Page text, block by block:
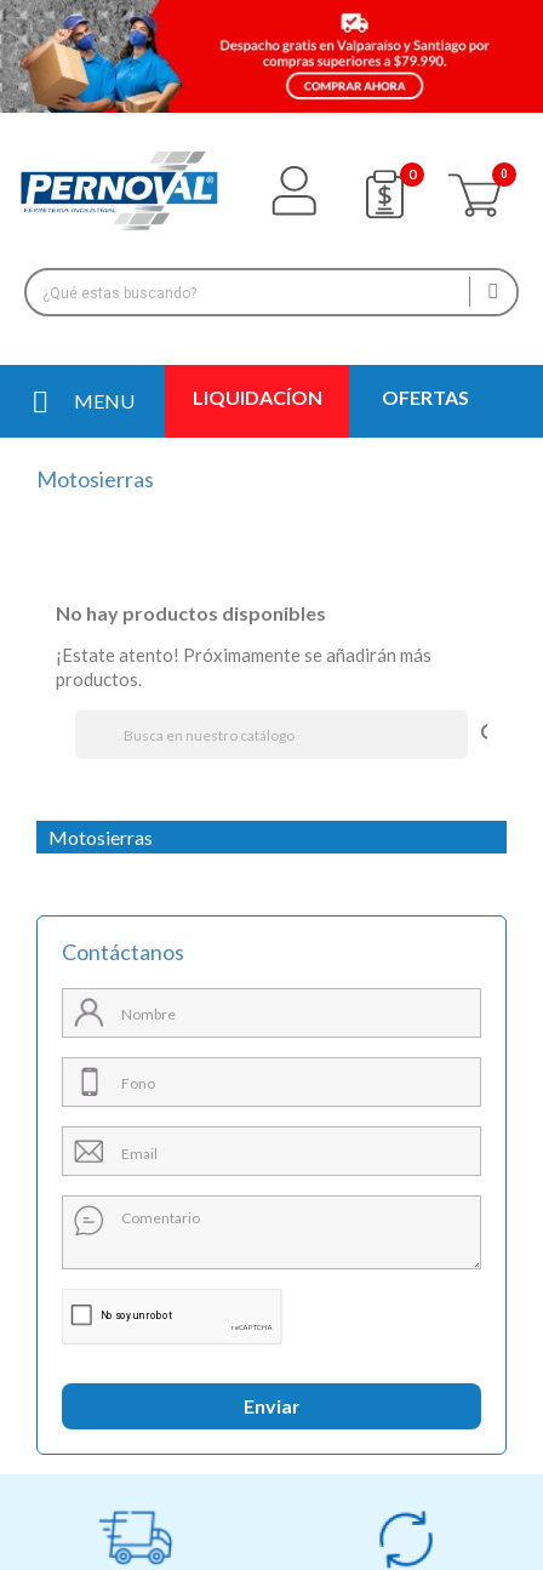
0
MENU LIQUIDACÍON OFERTAS
Motosierras
Contáctanos
Enviar
Motosierras
No hay productos disponibles
¡Estate atento! Próximamente se añadirán más
productos.
search